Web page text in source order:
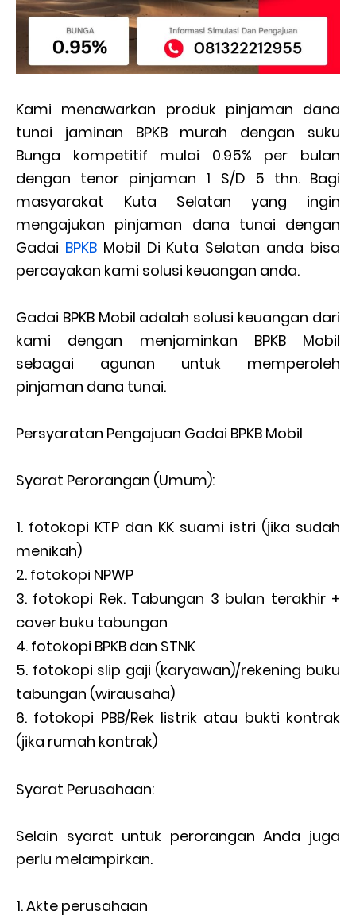
Kami menawarkan produk pinjaman dana
tunai jaminan BPKB murah dengan suku
Bunga kompetitif mulai 0.95% per bulan
dengan tenor pinjaman 1 S/D 5 thn. Bagi
masyarakat Kuta Selatan yang ingin
mengajukan pinjaman dana tunai dengan
Gadai BPKBMobil Di Kuta Selatan anda bisa
percayakan kami solusi keuangan anda.
Gadai BPKB Mobil adalah solusi keuangan dari
kami dengan menjaminkan BPKB Mobil
sebagai agunan untuk memperoleh
pinjaman dana tunai.
Persyaratan Pengajuan Gadai BPKB Mobil
Syarat Perorangan (Umum):
fotokopi KTP dan KK suami istri (jika sudah
menikah)
fotokopi NPWP
fotokopi Rek. Tabungan 3 bulan terakhir +
cover buku tabungan
fotokopi BPKB dan STNK
fotokopi slip gaji (karyawan)/rekening buku
tabungan (wirausaha)
fotokopi PBB/Rek listrik atau bukti kontrak
(jika rumah kontrak)
Syarat Perusahaan:
Selain syarat untuk perorangan Anda juga
perlu melampirkan.
Akte perusahaan